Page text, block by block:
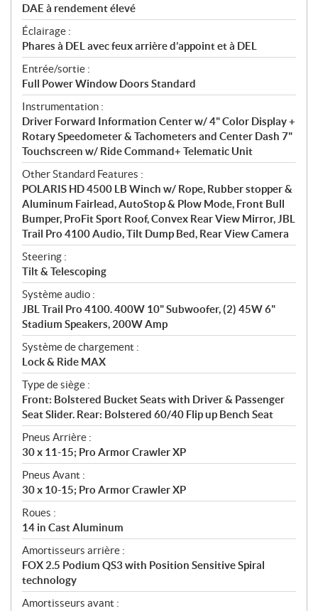
DAE à rendement élevé
Éclairage :
Phares à DEL avec feux arrière d’appoint et à DEL
Entrée/sortie :
Full Power Window Doors Standard
Instrumentation :
Driver Forward Information Center w/ 4" Color Display +
Rotary Speedometer & Tachometers and Center Dash 7"
Touchscreen w/ Ride Command+ Telematic Unit
Other Standard Features :
POLARIS HD 4500 LB Winch w/ Rope, Rubber stopper &
Aluminum Fairlead, AutoStop & Plow Mode, Front Bull
Bumper, ProFit Sport Roof, Convex Rear View Mirror, JBL
Trail Pro 4100 Audio, Tilt Dump Bed, Rear View Camera
Steering :
Tilt & Telescoping
Système audio :
JBL Trail Pro 4100. 400W 10" Subwoofer, (2) 45W 6"
Stadium Speakers, 200W Amp
Système de chargement :
Lock & Ride MAX
Type de siège :
Front: Bolstered Bucket Seats with Driver & Passenger
Seat Slider. Rear: Bolstered 60/40 Flip up Bench Seat
Pneus Arrière :
30 x 11-15; Pro Armor Crawler XP
Pneus Avant :
30 x 10-15; Pro Armor Crawler XP
Roues :
14 in Cast Aluminum
Amortisseurs arrière :
FOX 2.5 Podium QS3 with Position Sensitive Spiral
technology
Amortisseurs avant :